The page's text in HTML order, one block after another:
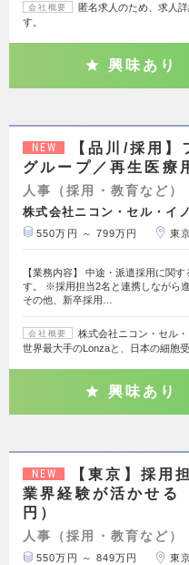
会社概要
匿名求人のため、求人
す。
興味あり
NEW
【品川/採用
グループ／再生医療
人事（採用・教育など）
株式会社ニコン・セル・イ
550万円 ～ 799万円 東
【業務内容】 中途・派遣採用に関
す。 ※採用担当2名と連携しながら
その他、新卒採用…
会社概要
株式会社ニコン・セル
世界最大手のLonzaと、日本の細胞
興味あり
NEW
【東京】採用
業界経験が活かせる
円）
人事（採用・教育など）
550万円 ～ 849万円 東